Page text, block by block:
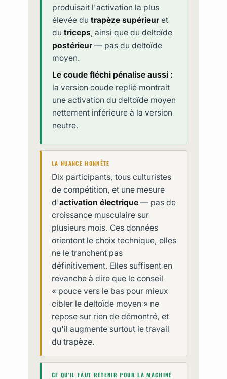
produisait l'activation la plus
élevée du trapèze supérieuret
du triceps, ainsi que du deltoïde
postérieur— pas du deltoïde
moyen.
Le coude fléchi pénalise aussi :
la version coude replié montrait
une activation du deltoïde moyen
nettement inférieure à la version
neutre.
LA NUANCE HONNÊTE
Dix participants, tous culturistes
de compétition, et une mesure
d'activation électrique— pas de
croissance musculaire sur
plusieurs mois. Ces données
orientent le choix technique, elles
ne le tranchent pas
définitivement. Elles suffisent en
revanche à dire que le conseil
« pouce vers le bas pour mieux
cibler le deltoïde moyen » ne
repose sur rien de démontré, et
qu'il augmente surtout le travail
du trapèze.
CE QU'IL FAUT RETENIR POUR LA MACHINE